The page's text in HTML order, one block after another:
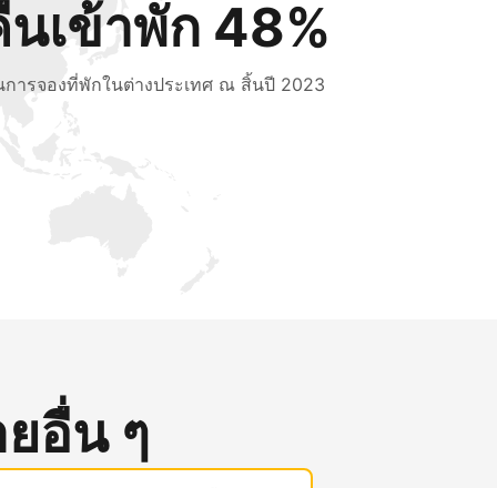
เข้าพัก 48%
การจองที่พักในต่างประเทศ ณ สิ้นปี 2023
อื่น ๆ